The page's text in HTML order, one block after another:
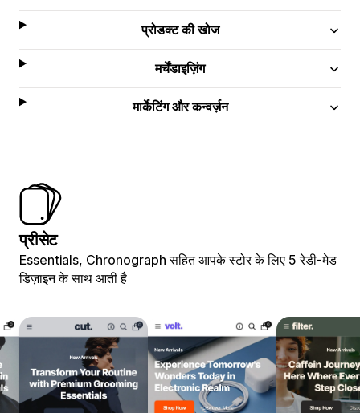
प्रोडक्ट की खोज
मर्चेंडाइज़िंग
मार्केटिंग और कन्वर्ज़न
प्रीसेट
Essentials, Chronograph सहित आपके स्टोर के लिए 5 रेडी-मेड
डिज़ाइन के साथ आती है